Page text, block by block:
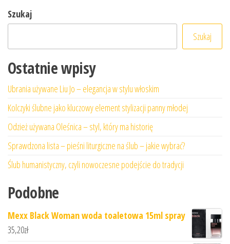
Szukaj
Szukaj
Ostatnie wpisy
Ubrania używane Liu Jo – elegancja w stylu włoskim
Kolczyki ślubne jako kluczowy element stylizacji panny młodej
Odzież używana Oleśnica – styl, który ma historię
Sprawdzona lista – pieśni liturgiczne na ślub – jakie wybrać?
Ślub humanistyczny, czyli nowoczesne podejście do tradycji
Podobne
Mexx Black Woman woda toaletowa 15ml spray
35,20zł